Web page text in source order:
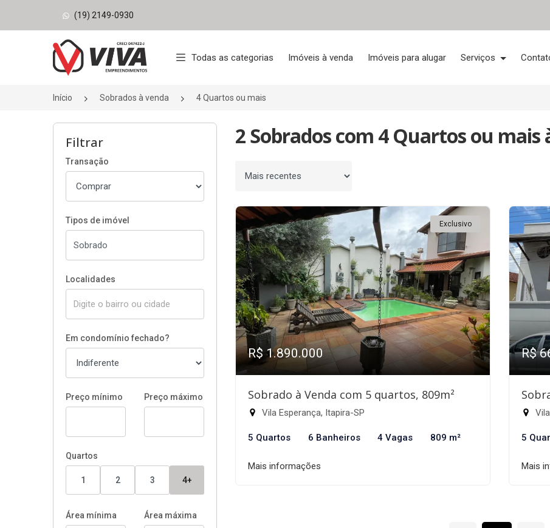
(19) 2149-0930
Página inicial
Todas as categorias Imóveis à venda Imóveis para alugar Serviços
Início Sobrados à venda 4 Quartos ou mais
Filtrar
Transação
Tipos de imóvel
Localidades
Em condomínio fechado?
Preço mínimo Preço máximo
Quartos
1 2 3 4+
Área mínima Área máxima
2 Sobrados com 4 Quartos ou mais
Ordenar por
Exclusivo
R$ 1.890.000
Sobrado à Venda com 5 quartos, 809m²
Vila Esperança, Itapira-SP
5 Quartos 6 Banheiros 4 Vagas 809 m²
Mais informações
R$
5
Mais